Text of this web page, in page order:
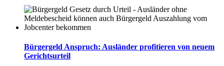
Bürgergeld Anspruch: Ausländer profitieren von neuem
Gerichtsurteil